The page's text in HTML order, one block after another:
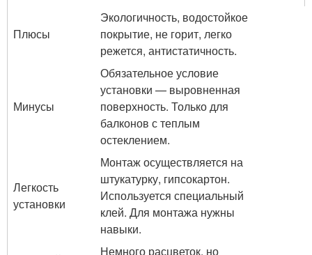
Плюсы
Экологичность, водостойкое
покрытие, не горит, легко
режется, антистатичность.
Минусы
Обязательное условие
установки — выровненная
поверхность. Только для
балконов с теплым
остеклением.
Легкость
установки
Монтаж осуществляется на
штукатурку, гипсокартон.
Используется специальный
клей. Для монтажа нужны
навыки.
Немного расцветок, но